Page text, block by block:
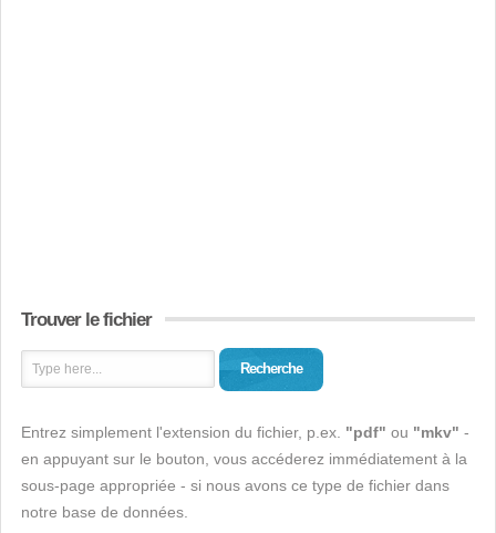
Trouver le fichier
Recherche
Entrez simplement l'extension du fichier, p.ex. "pdf" ou "mkv" -
en appuyant sur le bouton, vous accéderez immédiatement à la
sous-page appropriée - si nous avons ce type de fichier dans
notre base de données.